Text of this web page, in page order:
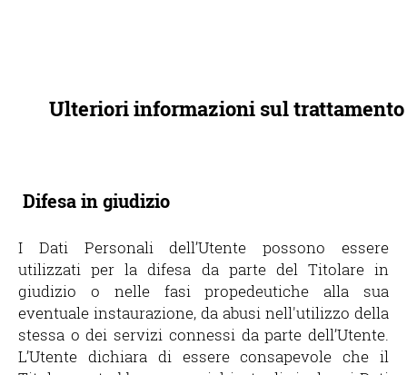
Ulteriori informazioni sul trattamento
Difesa in giudizio
I Dati Personali dell’Utente possono essere
utilizzati per la difesa da parte del Titolare in
giudizio o nelle fasi propedeutiche alla sua
eventuale instaurazione, da abusi nell'utilizzo della
stessa o dei servizi connessi da parte dell’Utente.
L’Utente dichiara di essere consapevole che il